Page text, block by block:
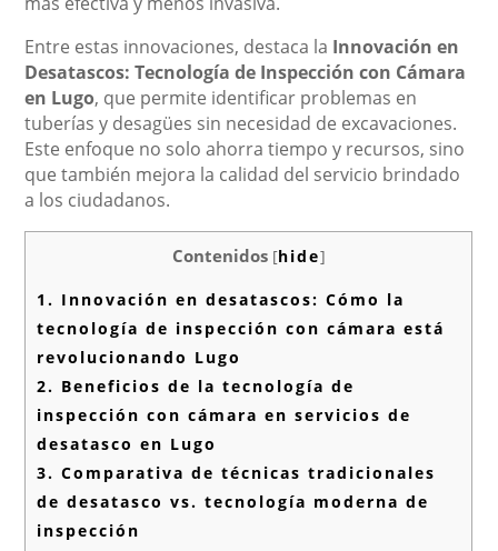
Entre estas innovaciones, destaca la Innovación en
Desatascos: Tecnología de Inspección con Cámara
en Lugo, que permite identificar problemas en
tuberías y desagües sin necesidad de excavaciones.
Este enfoque no solo ahorra tiempo y recursos, sino
que también mejora la calidad del servicio brindado
a los ciudadanos.
Contenidos [hide]
1. Innovación en desatascos: Cómo la
tecnología de inspección con cámara está
revolucionando Lugo
2. Beneficios de la tecnología de
inspección con cámara en servicios de
desatasco en Lugo
3. Comparativa de técnicas tradicionales
de desatasco vs. tecnología moderna de
inspección